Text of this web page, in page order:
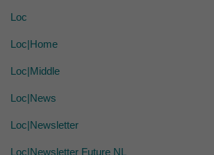
Loc
Loc|Home
Loc|Middle
Loc|News
Loc|Newsletter
Loc|Newsletter Future NL